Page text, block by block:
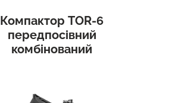
Компактор TOR-6
передпосівний
комбінований